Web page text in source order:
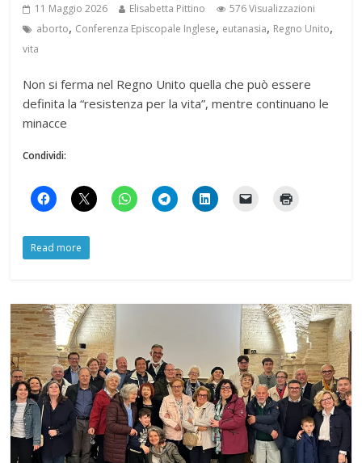
11 Maggio 2026 Elisabetta Pittino
576 Visualizzazioni
aborto, Conferenza Episcopale Inglese, eutanasia, Regno Unito,
vita
Non si ferma nel Regno Unito quella che può essere
definita la “resistenza per la vita”, mentre continuano le
minacce
Condividi:
Read more